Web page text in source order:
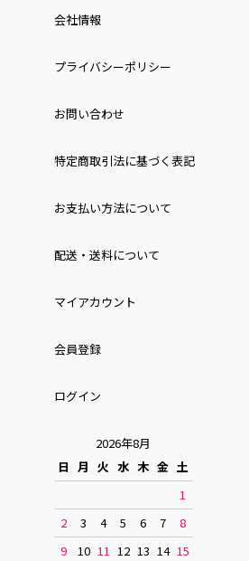
会社情報
プライバシーポリシー
お問い合わせ
特定商取引法に基づく表記
お⽀払い⽅法について
配送・送料について
マイアカウント
会員登録
ログイン
2026年8月
日 月 火 水 木 金 土
1
2
3 4 5 6 7
8
9
10 11 12 13 14 15